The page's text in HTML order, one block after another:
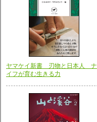
ヤマケイ新書 刃物と日本人 ナ
イフが育む生きる力